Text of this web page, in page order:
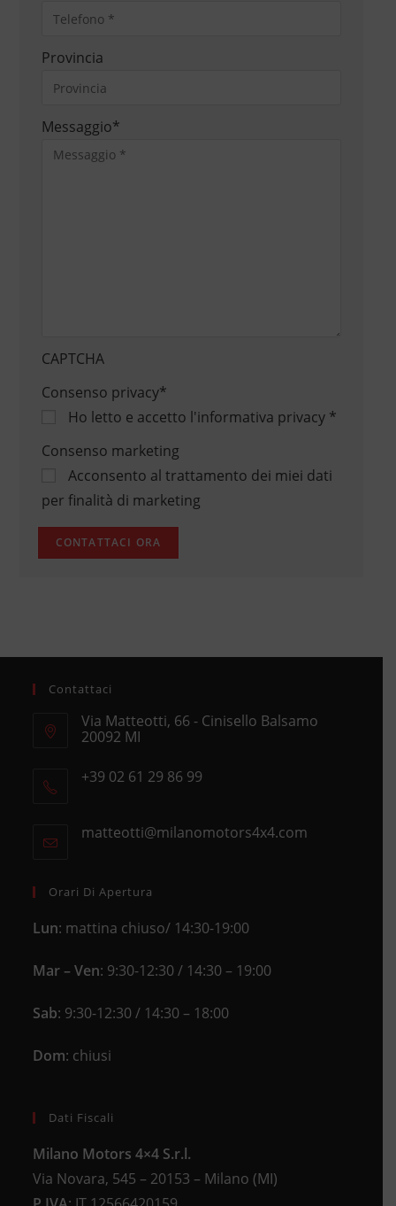
Provincia
Messaggio*
CAPTCHA
Consenso privacy*
Ho letto e accetto l'informativa privacy*
Consenso marketing
Acconsento al trattamento dei miei dati
per finalità di marketing
Contattaci
Via Matteotti, 66 - Cinisello Balsamo
20092 MI
in
+39 02 61 29 86 99
your
matteotti@milanomotors4x4.comOpens
Orari Di Apertura
Lun: mattina chiuso/ 14:30-19:00
Mar – Ven: 9:30-12:30 / 14:30 – 19:00
Sab: 9:30-12:30 / 14:30 – 18:00
Dom: chiusi
Dati Fiscali
Milano Motors 4×4 S.r.l.
Via Novara, 545 – 20153 – Milano (MI)